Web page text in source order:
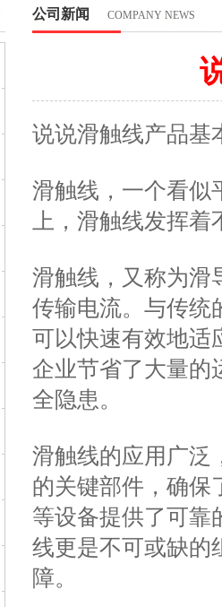
公司新闻 COMPANY NEWS
说说滑触线产品基
滑触线，一个看似
上，滑触线发挥
滑触线，又称为滑
传输电流。与传统
可以快速有效地适
企业节省了大量的
全隐患。
滑触线的应用广泛
的关键部件，确保
等设备提供了可靠
线更是不可或缺的
障。